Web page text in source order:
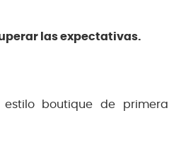
las expectativas.
boutique de primera